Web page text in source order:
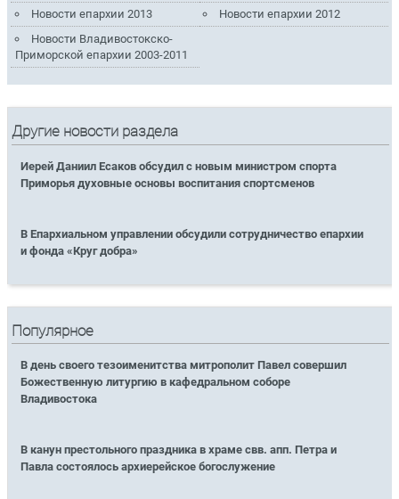
Новости епархии 2013
Новости епархии 2012
Новости Владивостокско-
Приморской епархии 2003-2011
Другие новости раздела
Иерей Даниил Есаков обсудил с новым министром спорта
Приморья духовные основы воспитания спортсменов
В Епархиальном управлении обсудили сотрудничество епархии
и фонда «Круг добра»
Популярное
В день своего тезоименитства митрополит Павел совершил
Божественную литургию в кафедральном соборе
Владивостока
В канун престольного праздника в храме свв. апп. Петра и
Павла состоялось архиерейское богослужение